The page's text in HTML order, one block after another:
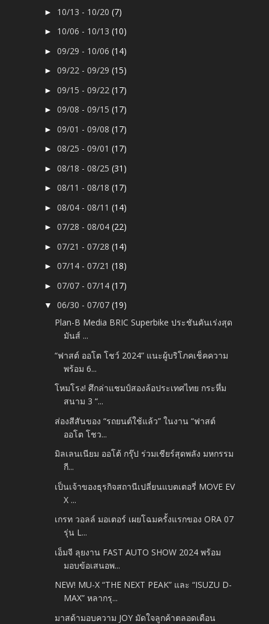
► 10/13 - 10/20(7)
► 10/06 - 10/13(10)
►09/29 - 10/06(14)
►09/22 - 09/29(15)
►09/15 - 09/22(17)
►09/08 - 09/15(17)
►09/01 - 09/08(17)
►08/25 - 09/01(17)
►08/18 - 08/25(31)
►08/11 - 08/18(17)
►08/04 - 08/11(14)
►07/28 - 08/04(22)
►07/21 - 07/28(14)
►07/14 - 07/21(18)
►07/07 - 07/14(17)
▼06/30 - 07/07(19)
Plan-B Media BRIC Superbike ประชันคันเร่งสุด
มันส์ ...
“ฟาสต์ ออโต โชว์ 2024” แนะผู้บริโภคเช็คความ
พร้อม 6...
โหมโรง! ศึกล่าแชมป์สองล้อประเทศไทย กระหึ่ม
สนาม 3 “...
ส่องสีสันของ “รถยนต์ใช้แล้ว” ในงาน “ฟาสต์
ออโต โชว...
มิลเลนเนียม ออโต้ กรุ๊ป ร่วมเชียร์สุดพลัง มหกรรม
กี...
เป็นเจ้าของธุรกิจสถานีเปลี่ยนแบตเตอรี่ MOVE EV
X ...
เกรท วอลล์ มอเตอร์ เผยโฉมครั้งแรกของ ORA 07
รุ่น L...
เอ็มจี ลุยงาน FAST AUTO SHOW 2024 พร้อม
มอบข้อเสนอพ...
NEW! MU-X “THE NEXT PEAK” และ “ISUZU D-
MAX” หลากรุ...
มาสด้ามอบความ JOY มัดใจลูกค้าตลอดเดือน